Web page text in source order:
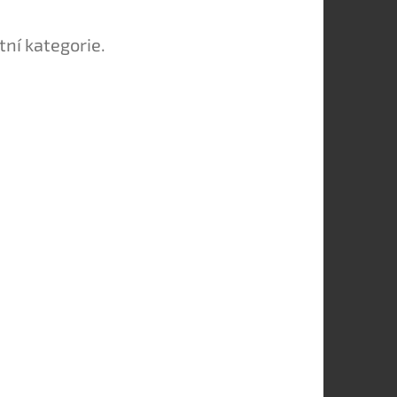
kategorie.